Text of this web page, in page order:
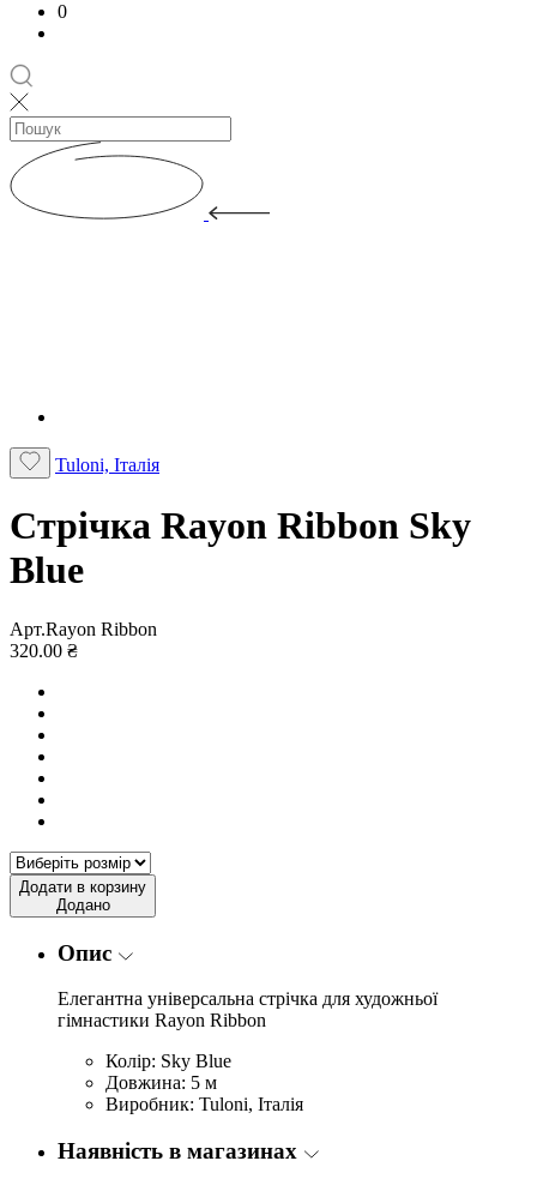
0
Tuloni, Італія
Стрічка Rayon Ribbon Sky
Blue
Арт.Rayon Ribbon
320.00 ₴
Додати в корзину
Додано
Опис
Елегантна універсальна стрічка для художньої
гімнастики Rayon Ribbon
Колір: Sky Blue
Довжина: 5 м
Виробник: Tuloni, Італія
Наявність в магазинах